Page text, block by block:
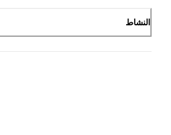
النشاط